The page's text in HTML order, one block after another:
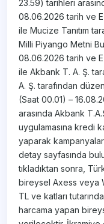
23.59) tarihleri
08.06.2026 tarih ve
ile Mucize Tanıtım
Milli Piyango Metni
08.06.2026 tarih ve
ile Akbank T. A. Ş.
A. Ş. tarafından
(Saat 00.01) –
arasında Akbank
uygulamasına kredi
yaparak
detay sayfasında
tıkladıktan sonra,
bireysel Axess veya
TL ve katları
harcama yapan